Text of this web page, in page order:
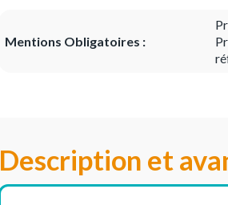
Mentions Obligatoires :
Description et